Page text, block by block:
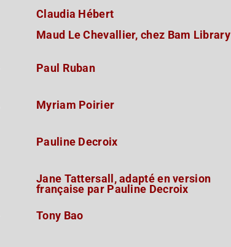
Claudia Hébert
Maud Le Chevallier, chez Bam Library
Paul Ruban
Myriam Poirier
Pauline Decroix
Jane Tattersall, adapté en version
française par Pauline Decroix
Tony Bao